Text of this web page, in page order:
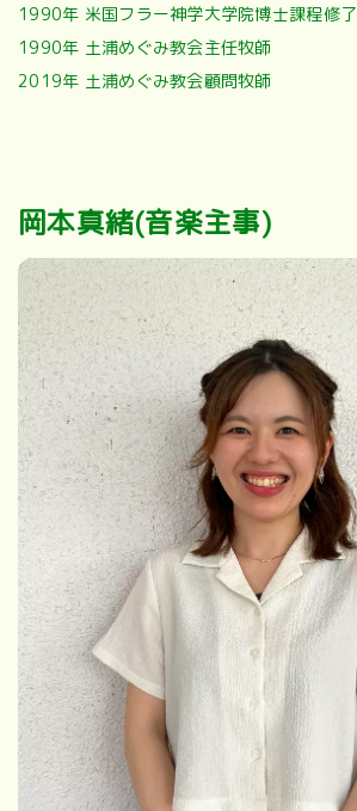
1990年 米国フラー神学大学院博士課程修了
1990年 土浦めぐみ教会主任牧師
2019年 土浦めぐみ教会顧問牧師
岡本真緒(音楽主事)